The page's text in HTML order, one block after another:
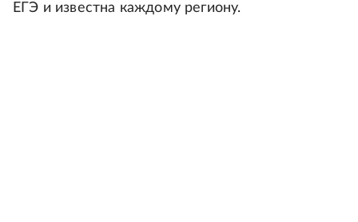
ЕГЭ и известна каждому региону.